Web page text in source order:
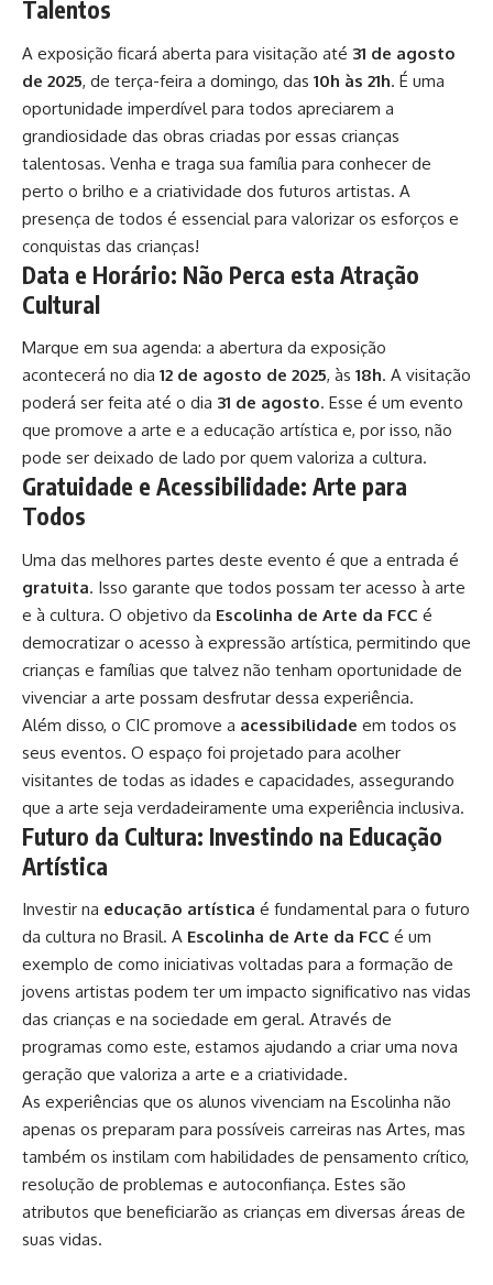
Talentos
A exposição ficará aberta para visitação até 31 de agosto
de 2025, de terça-feira a domingo, das 10h às 21h. É uma
oportunidade imperdível para todos apreciarem a
grandiosidade das obras criadas por essas crianças
talentosas. Venha e traga sua família para conhecer de
perto o brilho e a criatividade dos futuros artistas. A
presença de todos é essencial para valorizar os esforços e
conquistas das crianças!
Data e Horário: Não Perca esta Atração
Cultural
Marque em sua agenda: a abertura da exposição
acontecerá no dia 12 de agosto de 2025, às 18h. A visitação
poderá ser feita até o dia 31 de agosto. Esse é um evento
que promove a arte e a educação artística e, por isso, não
pode ser deixado de lado por quem valoriza a cultura.
Gratuidade e Acessibilidade: Arte para
Todos
Uma das melhores partes deste evento é que a entrada é
gratuita. Isso garante que todos possam ter acesso à arte
e à cultura. O objetivo da Escolinha de Arte da FCC é
democratizar o acesso à expressão artística, permitindo que
crianças e famílias que talvez não tenham oportunidade de
vivenciar a arte possam desfrutar dessa experiência.
Além disso, o CIC promove a acessibilidade em todos os
seus eventos. O espaço foi projetado para acolher
visitantes de todas as idades e capacidades, assegurando
que a arte seja verdadeiramente uma experiência inclusiva.
Futuro da Cultura: Investindo na Educação
Artística
Investir na educação artística é fundamental para o futuro
da cultura no Brasil. A Escolinha de Arte da FCC é um
exemplo de como iniciativas voltadas para a formação de
jovens artistas podem ter um impacto significativo nas vidas
das crianças e na sociedade em geral. Através de
programas como este, estamos ajudando a criar uma nova
geração que valoriza a arte e a criatividade.
As experiências que os alunos vivenciam na Escolinha não
apenas os preparam para possíveis carreiras nas Artes, mas
também os instilam com habilidades de pensamento crítico,
resolução de problemas e autoconfiança. Estes são
atributos que beneficiarão as crianças em diversas áreas de
suas vidas.